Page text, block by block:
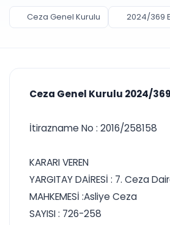
Ceza Genel Kurulu 2024/369
Ceza Genel Kurulu 2024/
İtirazname No : 2016/258158
KARARI VEREN
YARGITAY DAİRESİ : 7. Ceza
MAHKEMESİ :Asliye Ceza
SAYISI : 726-258